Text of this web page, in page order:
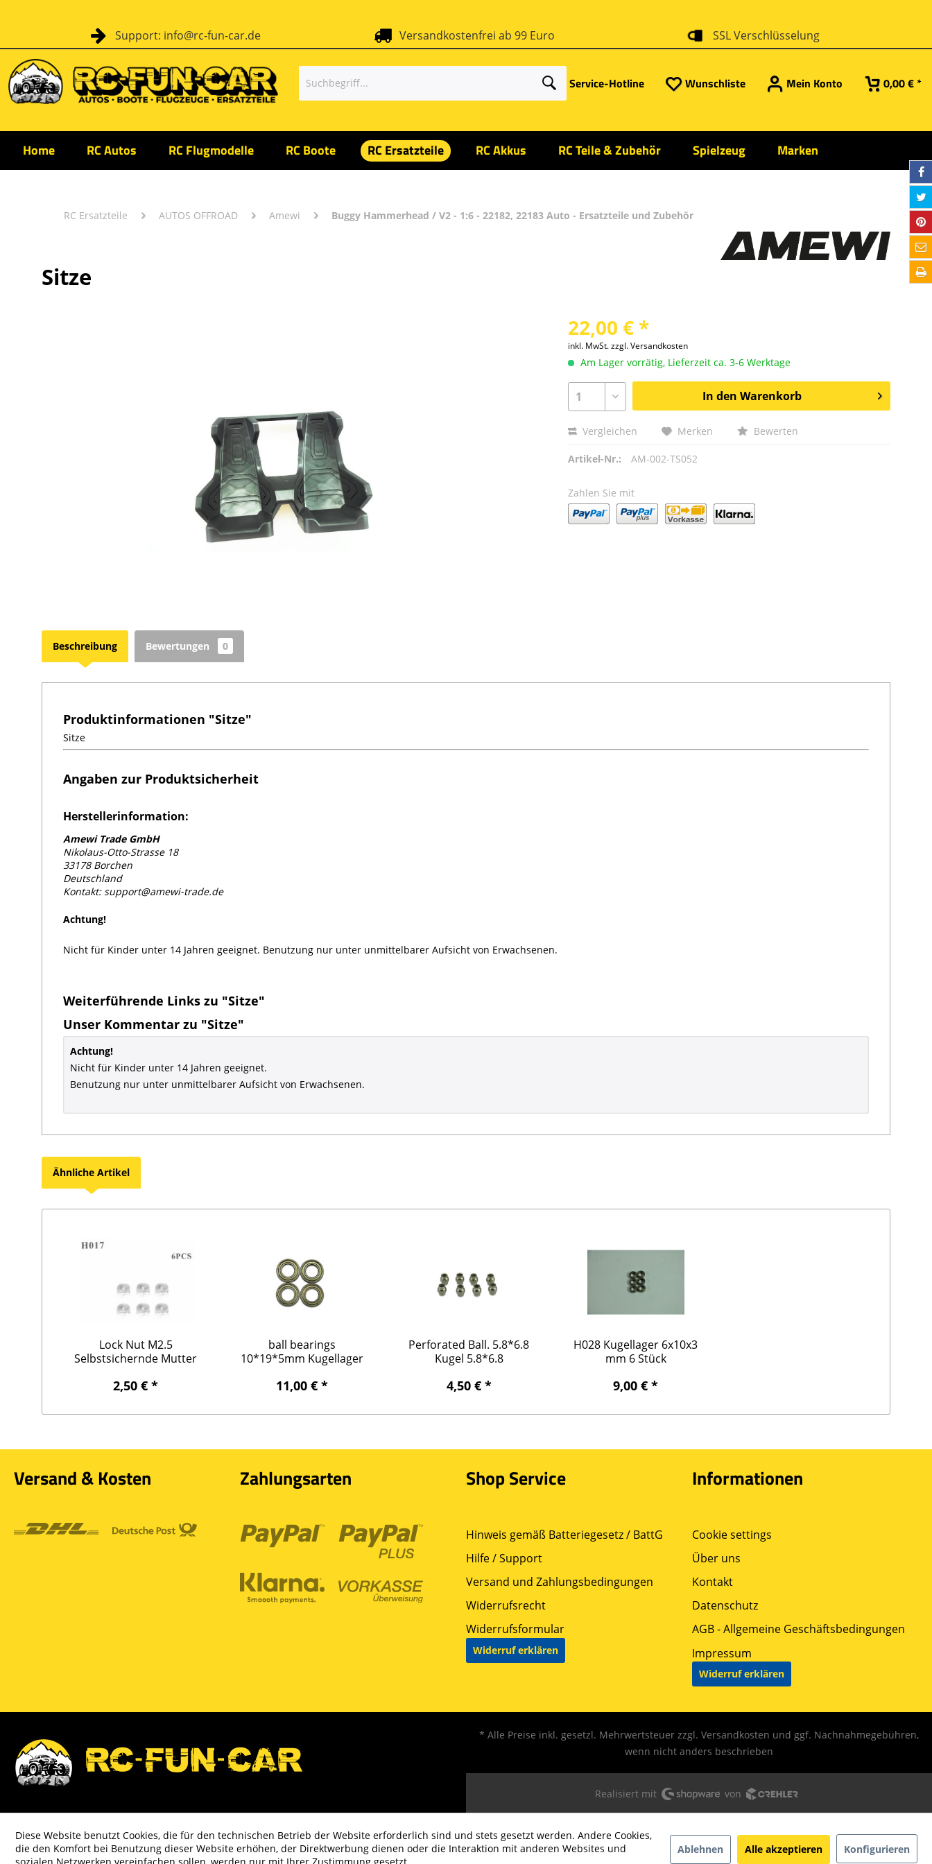
Support: info@rc-fun-car.de Versandkostenfrei ab 99 Euro SSL Verschlüsselung
Service-Hotline Wunschliste Mein Konto 0,00 € *
Home RC Autos RC Flugmodelle RC Boote RC Ersatzteile RC Akkus RC Teile & Zubehör Spielzeug Marken
RC Ersatzteile AUTOS OFFROAD Amewi Buggy Hammerhead / V2 - 1:6 - 22182, 22183 Auto - Ersatzteile und Zubehör
Sitze
22,00 € *
inkl. MwSt.zzgl. Versandkosten
Am Lager vorrätig, Lieferzeit ca. 3-6 Werktage
In den Warenkorb
Vergleichen Merken Bewerten
Artikel-Nr.: AM-002-TS052
Zahlen Sie mit
Beschreibung Bewertungen 0
Produktinformationen "Sitze"
Sitze
Angaben zur Produktsicherheit
Herstellerinformation:
Amewi Trade GmbH
Nikolaus-Otto-Strasse 18
33178 Borchen
Deutschland
Kontakt: support@amewi-trade.de
Achtung!
Nicht für Kinder unter 14 Jahren geeignet. Benutzung nur unter unmittelbarer Aufsicht von Erwachsenen.
Weiterführende Links zu "Sitze"
Unser Kommentar zu "Sitze"
Achtung!
Nicht für Kinder unter 14 Jahren geeignet.
Benutzung nur unter unmittelbarer Aufsicht von Erwachsenen.
Ähnliche Artikel
Lock Nut M2.5
Selbstsichernde Mutter
2,50 € *
ball bearings
10*19*5mm Kugellager
11,00 € *
Perforated Ball. 5.8*6.8
Kugel 5.8*6.8
4,50 € *
H028 Kugellager 6x10x3
mm 6 Stück
9,00 € *
Versand & Kosten Zahlungsarten Shop Service
Hinweis gemäß Batteriegesetz / BattG
Hilfe / Support
Versand und Zahlungsbedingungen
Widerrufsrecht
Widerrufsformular
Widerruf erklären
Informationen
Cookie settings
Über uns
Kontakt
Datenschutz
AGB - Allgemeine Geschäftsbedingungen
Impressum
Widerruf erklären
* Alle Preise inkl. gesetzl. Mehrwertsteuer zzgl. Versandkosten und ggf. Nachnahmegebühren,
wenn nicht anders beschrieben
Realisiert mit von
Diese Website benutzt Cookies, die für den technischen Betrieb der Website erforderlich sind und stets gesetzt werden. Andere Cookies,
die den Komfort bei Benutzung dieser Website erhöhen, der Direktwerbung dienen oder die Interaktion mit anderen Websites und
Ablehnen Alle akzeptieren Konfigurieren